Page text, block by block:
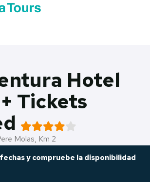
Hotel
Tickets
Molas, Km 2
y compruebe la disponibilidad